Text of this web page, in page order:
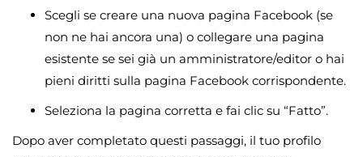
Scegli se creare una nuova pagina Facebook (se
non ne hai ancora una) o collegare una pagina
esistente se sei già un amministratore/editor o hai
pieni diritti sulla pagina Facebook corrispondente.
Seleziona la pagina corretta e fai clic su “Fatto”.
Dopo aver completato questi passaggi, il tuo profilo